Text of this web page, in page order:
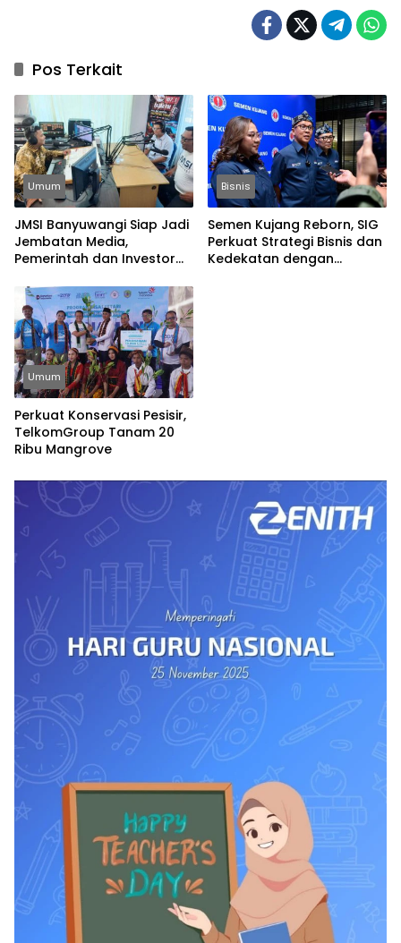
Pos Terkait
Umum
JMSI Banyuwangi Siap Jadi
Jembatan Media,
Pemerintah dan Investor
Bisnis
Semen Kujang Reborn, SIG
Perkuat Strategi Bisnis dan
Kedekatan dengan
Umum
Perkuat Konservasi Pesisir,
TelkomGroup Tanam 20
Ribu Mangrove